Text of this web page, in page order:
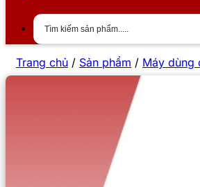
Trang chủ / Sản phẩm / Máy dùng